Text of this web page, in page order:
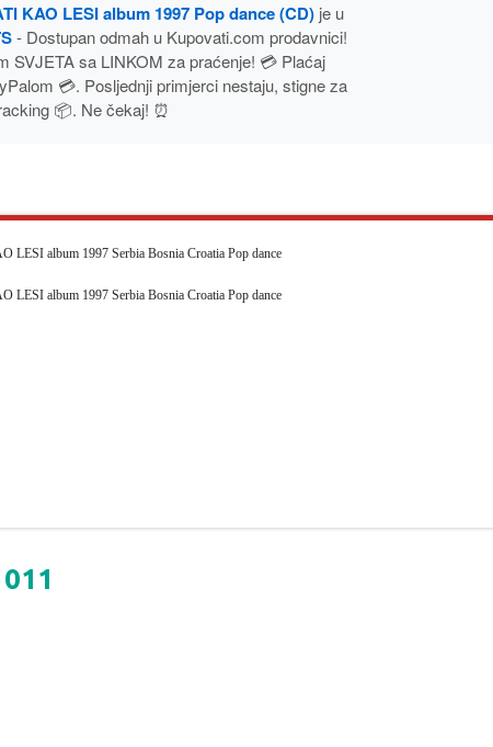
KAO LESI album 1997 Pop dance (CD) je u
- Dostupan odmah u Kupovati.com prodavnici!
SVJETA sa LINKOM za praćenje! 💳 Plaćaj
💳. Posljednji primjerci nestaju, stigne za
📦. Ne čekaj! ⏰